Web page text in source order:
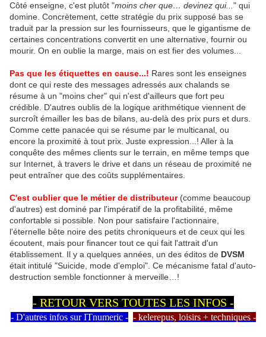
Côté enseigne, c'est plutôt "moins cher que… devinez qui... " qui
domine. Concrètement, cette stratégie du prix supposé bas se
traduit par la pression sur les fournisseurs, que le gigantisme de
certaines concentrations convertit en une alternative, fournir ou
mourir. On en oublie la marge, mais on est fier des volumes...
Pas que les étiquettes en cause...! Rares sont les enseignes
dont ce qui reste des messages adressés aux chalands se
résume à un "moins cher" qui n'est d'ailleurs que fort peu
crédible. D'autres oublis de la logique arithmétique viennent de
surcroît émailler les bas de bilans, au-delà des prix purs et durs.
Comme cette panacée qui se résume par le multicanal, ou
encore la proximité à tout prix. Juste expression...! Aller à la
conquête des mêmes clients sur le terrain, en même temps que
sur Internet, à travers le drive et dans un réseau de proximité ne
peut entraîner que des coûts supplémentaires.
C'est oublier que le métier de distributeur(comme beaucoup
d'autres) est dominé par l'impératif de la profitabilité, même
confortable si possible. Non pour satisfaire l'actionnaire,
l'éternelle bête noire des petits chroniqueurs et de ceux qui les
écoutent, mais pour financer tout ce qui fait l'attrait d'un
établissement. Il y a quelques années, un des éditos de DVSM
était intitulé "Suicide, mode d'emploi". Ce mécanisme fatal d'auto-
destruction semble fonctionner à merveille…!
- RETOUR VERS TOUTES LES INFOS -
- D'autres infos sur ITnumeric - - kelerepus, loisirs + techniques -